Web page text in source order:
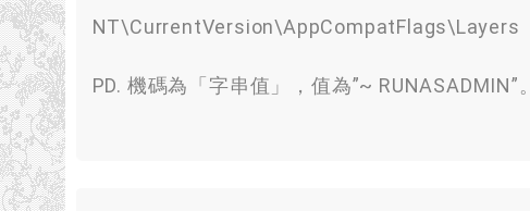
NT\CurrentVersion\AppCompatFlags\Layers
PD. 機碼為「字串值」 ， 值為”~ RUNASADMIN”。